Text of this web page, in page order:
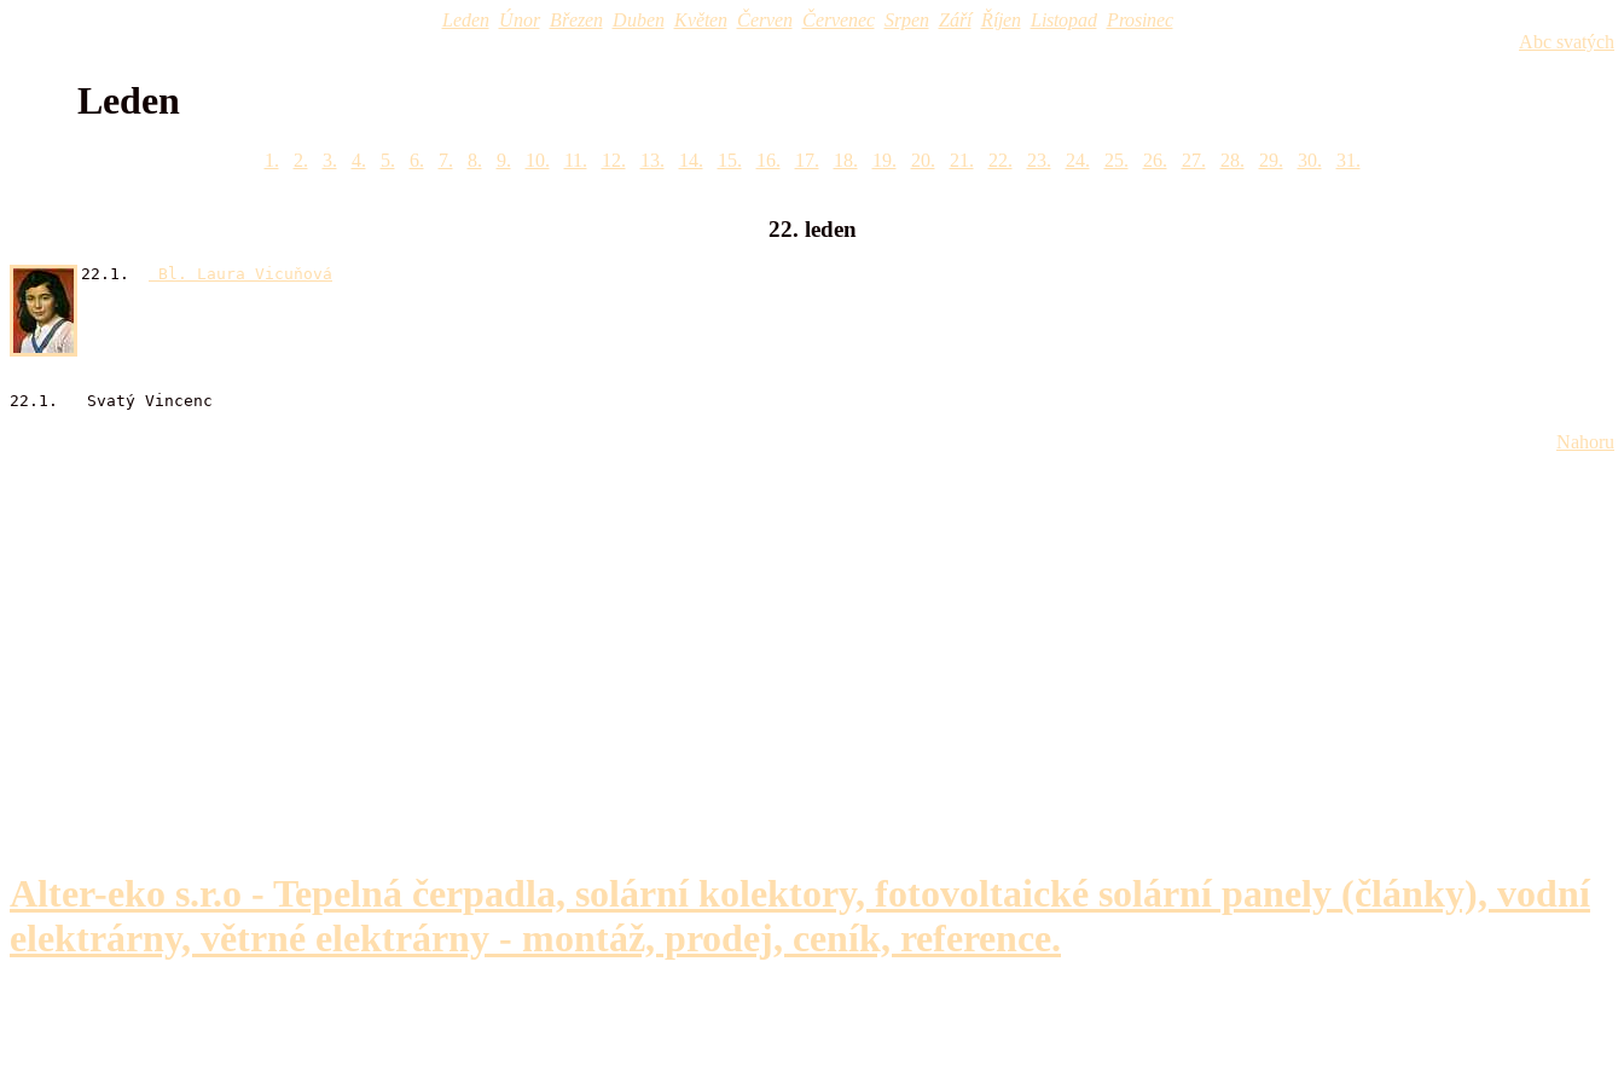
Leden Únor Březen Duben Květen Červen Červenec Srpen Září Říjen Listopad Prosinec
Abc svatých
Leden
1. 2. 3. 4. 5. 6. 7. 8. 9. 10. 11. 12. 13. 14. 15. 16. 17. 18. 19. 20. 21. 22. 23. 24. 25. 26. 27. 28. 29. 30. 31.
22. leden
22.1. Bl. Laura Vicuňová
22.1. Svatý Vincenc
Nahoru
Alter-eko s.r.o - Tepelná čerpadla, solární kolektory, fotovoltaické solární panely (články), vodní
elektrárny, větrné elektrárny - montáž, prodej, ceník, reference.